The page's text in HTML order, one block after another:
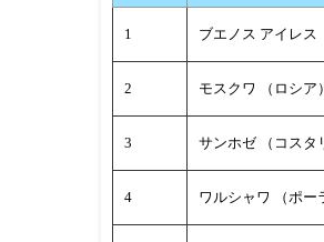
1 ブエノス アイレス
2 モスクワ （ロシア
3 サンホゼ （コスタ
4 ワルシャワ （ポー